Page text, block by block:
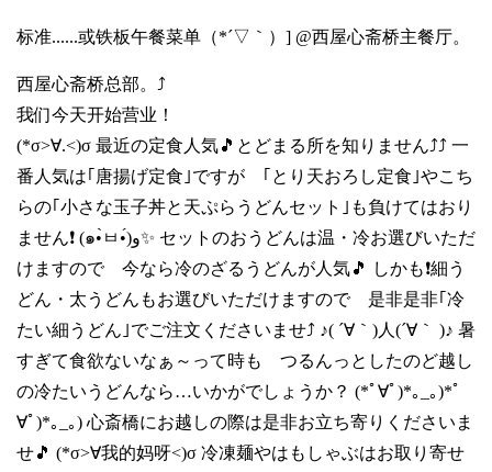
标准......或铁板午餐菜单（*´▽｀）] @西屋心斋桥主餐厅。
西屋心斋桥总部。⤴️
我们今天开始营业！
(*σ>∀.<)σ 最近の定食人気🎵とどまる所を知りません⤴️⤴️ 一
番人気は｢唐揚げ定食｣ですが ｢とり天おろし定食｣やこち
らの｢小さな玉子丼と天ぷらうどんセット｣も負けてはおり
ません❗️ (๑•̀ㅂ•́)و✨ セットのおうどんは温・冷お選びいただ
けますので 今なら冷のざるうどんが人気🎵 しかも❗細う
どん・太うどんもお選びいただけますので 是非是非｢冷
たい細うどん｣でご注文くださいませ⤴️ ♪( ´∀｀)人(´∀｀ )♪ 暑
すぎて食欲ないなぁ～って時も つるんっとしたのど越し
の冷たいうどんなら…いかがでしょうか？ (*ﾟ∀ﾟ)*｡_｡)*ﾟ
∀ﾟ)*｡_｡) 心斎橋にお越しの際は是非お立ち寄りくださいま
せ🎵 (*σ>∀我的妈呀<)σ 冷凍麺やはもしゃぶはお取り寄せ